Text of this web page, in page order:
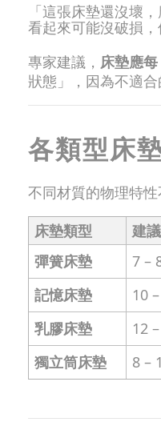
「這張床墊還沒壞
看起來可能沒破損
專家建議， 床墊應
狀態」，因為不適
各類型床
不同材質的物理特
床墊類型
建
彈簧床墊
7 –
記憶床墊
10
乳膠床墊
12
獨立筒床墊
8 –